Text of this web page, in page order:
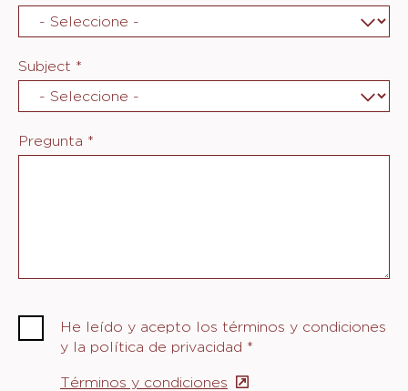
Subject *
Pregunta *
He leído y acepto los términos y condiciones
y la política de privacidad *
Términos y condiciones (opens